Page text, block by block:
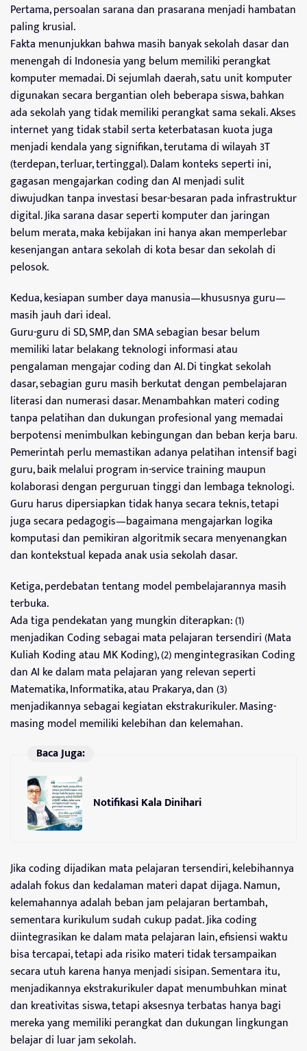
Pertama, persoalan sarana dan prasarana menjadi hambatan
paling krusial.
Fakta menunjukkan bahwa masih banyak sekolah dasar dan
menengah di Indonesia yang belum memiliki perangkat
komputer memadai. Di sejumlah daerah, satu unit komputer
digunakan secara bergantian oleh beberapa siswa, bahkan
ada sekolah yang tidak memiliki perangkat sama sekali. Akses
internet yang tidak stabil serta keterbatasan kuota juga
menjadi kendala yang signifikan, terutama di wilayah 3T
(terdepan, terluar, tertinggal). Dalam konteks seperti ini,
gagasan mengajarkan coding dan AI menjadi sulit
diwujudkan tanpa investasi besar-besaran pada infrastruktur
digital. Jika sarana dasar seperti komputer dan jaringan
belum merata, maka kebijakan ini hanya akan memperlebar
kesenjangan antara sekolah di kota besar dan sekolah di
pelosok.
Kedua, kesiapan sumber daya manusia—khususnya guru—
masih jauh dari ideal.
Guru-guru di SD, SMP, dan SMA sebagian besar belum
memiliki latar belakang teknologi informasi atau
pengalaman mengajar coding dan AI. Di tingkat sekolah
dasar, sebagian guru masih berkutat dengan pembelajaran
literasi dan numerasi dasar. Menambahkan materi coding
tanpa pelatihan dan dukungan profesional yang memadai
berpotensi menimbulkan kebingungan dan beban kerja baru.
Pemerintah perlu memastikan adanya pelatihan intensif bagi
guru, baik melalui program in-service training maupun
kolaborasi dengan perguruan tinggi dan lembaga teknologi.
Guru harus dipersiapkan tidak hanya secara teknis, tetapi
juga secara pedagogis—bagaimana mengajarkan logika
komputasi dan pemikiran algoritmik secara menyenangkan
dan kontekstual kepada anak usia sekolah dasar.
Ketiga, perdebatan tentang model pembelajarannya masih
terbuka.
Ada tiga pendekatan yang mungkin diterapkan: (1)
menjadikan Coding sebagai mata pelajaran tersendiri (Mata
Kuliah Koding atau MK Koding), (2) mengintegrasikan Coding
dan AI ke dalam mata pelajaran yang relevan seperti
Matematika, Informatika, atau Prakarya, dan (3)
menjadikannya sebagai kegiatan ekstrakurikuler. Masing-
masing model memiliki kelebihan dan kelemahan.
Baca Juga:
Notifikasi Kala Dinihari
Jika coding dijadikan mata pelajaran tersendiri, kelebihannya
adalah fokus dan kedalaman materi dapat dijaga. Namun,
kelemahannya adalah beban jam pelajaran bertambah,
sementara kurikulum sudah cukup padat. Jika coding
diintegrasikan ke dalam mata pelajaran lain, efisiensi waktu
bisa tercapai, tetapi ada risiko materi tidak tersampaikan
secara utuh karena hanya menjadi sisipan. Sementara itu,
menjadikannya ekstrakurikuler dapat menumbuhkan minat
dan kreativitas siswa, tetapi aksesnya terbatas hanya bagi
mereka yang memiliki perangkat dan dukungan lingkungan
belajar di luar jam sekolah.